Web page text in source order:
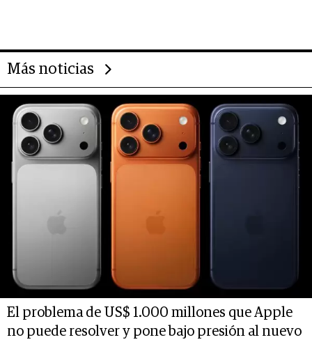
Más noticias
El problema de US$ 1.000 millones que Apple
no puede resolver y pone bajo presión al nuevo